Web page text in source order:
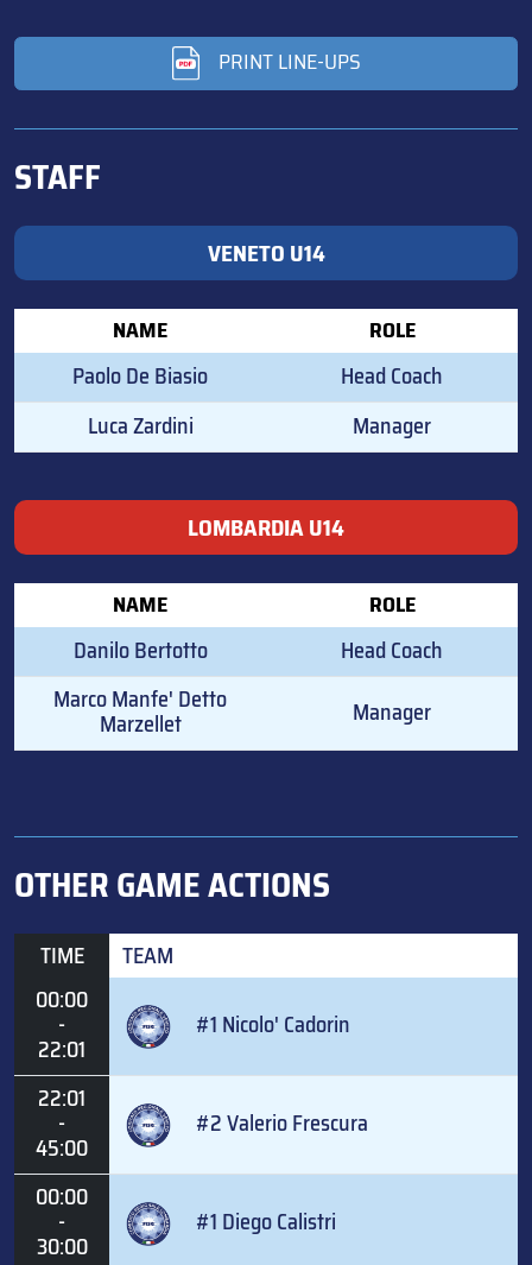
PRINT LINE-UPS
STAFF
VENETO U14
NAME ROLE
Paolo De Biasio
Head Coach
Luca Zardini
Manager
LOMBARDIA U14
NAME ROLE
Danilo Bertotto
Head Coach
Marco Manfe' Detto
Marzellet Manager
OTHER GAME ACTIONS
TIME
TEAM
00:00
-
22:01
#1 Nicolo' Cadorin
22:01
-
45:00
#2 Valerio Frescura
00:00
-
30:00
#1 Diego Calistri